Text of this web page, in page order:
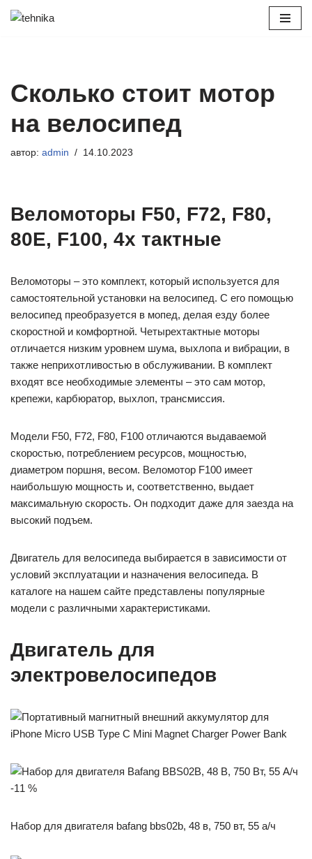
Сколько стоит мотор
на велосипед
автор: admin 14.10.2023
Веломоторы F50, F72, F80,
80E, F100, 4х тактные
Веломоторы – это комплект, который используется для
самостоятельной установки на велосипед. С его помощью
велосипед преобразуется в мопед, делая езду более
скоростной и комфортной. Четырехтактные моторы
отличается низким уровнем шума, выхлопа и вибрации, в
также неприхотливостью в обслуживании. В комплект
входят все необходимые элементы – это сам мотор,
крепежи, карбюратор, выхлоп, трансмиссия.
Модели F50, F72, F80, F100 отличаются выдаваемой
скоростью, потреблением ресурсов, мощностью,
диаметром поршня, весом. Веломотор F100 имеет
наибольшую мощность и, соответственно, выдает
максимальную скорость. Он подходит даже для заезда на
высокий подъем.
Двигатель для велосипеда выбирается в зависимости от
условий эксплуатации и назначения велосипеда. В
каталоге на нашем сайте представлены популярные
модели с различными характеристиками.
Двигатель для
электровелосипедов
-11 %
Набор для двигателя bafang bbs02b, 48 в, 750 вт, 55 а/ч